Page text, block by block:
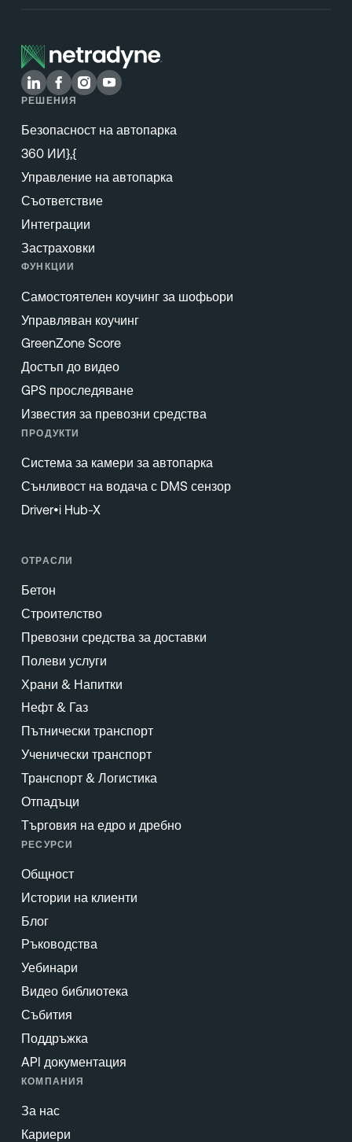
РЕШЕНИЯ
Безопасност на автопарка
360 ИИ},{
Управление на автопарка
Съответствие
Интеграции
Застраховки
ФУНКЦИИ
Самостоятелен коучинг за шофьори
Управляван коучинг
GreenZone Score
Достъп до видео
GPS проследяване
Известия за превозни средства
ПРОДУКТИ
Система за камери за автопарка
Сънливост на водача с DMS сензор
Driver•i Hub-X
ОТРАСЛИ
Бетон
Строителство
Превозни средства за доставки
Полеви услуги
Храни & Напитки
Нефт & Газ
Пътнически транспорт
Ученически транспорт
Транспорт & Логистика
Отпадъци
Търговия на едро и дребно
РЕСУРСИ
Общност
Истории на клиенти
Блог
Ръководства
Уебинари
Видео библиотека
Събития
Поддръжка
API документация
КОМПАНИЯ
За нас
Кариери